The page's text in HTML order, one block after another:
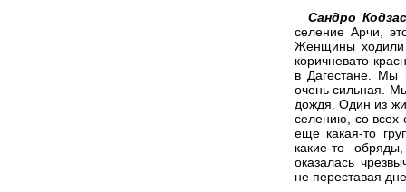
Сандро
селение Арчи,
Женщины ходили
коричневато-
в Дагестане. Мы
очень сильная.
дождя. Один из
селению, со всех
еще какая-то
какие-то
оказалась
не переставая